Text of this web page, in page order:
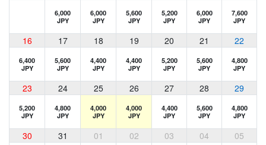
6,000
JPY
6,000
JPY
5,600
JPY
5,200
JPY
6,000
JPY
7,600
JPY
16 17 18 19 20 21 22
6,400
JPY
5,600
JPY
4,400
JPY
4,400
JPY
5,200
JPY
5,600
JPY
4,800
JPY
23 24 25 26 27 28 29
5,200
JPY
4,800
JPY
4,000
JPY
4,000
JPY
4,400
JPY
5,600
JPY
4,800
JPY
30 31 01 02 03 04 05